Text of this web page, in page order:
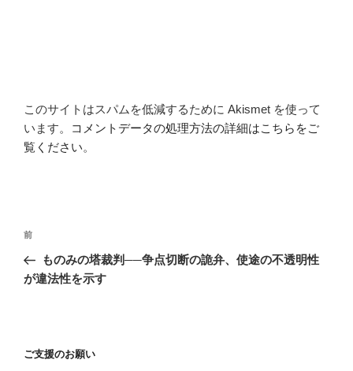
このサイトはスパムを低減するために Akismet を使って
います。
コメントデータの処理方法の詳細はこちらをご
覧ください。
投
ナ
シ
前
の
投
前
ものみの塔裁判──争点切断の詭弁、使途の不透明性
が違法性を示す
ご支援のお願い